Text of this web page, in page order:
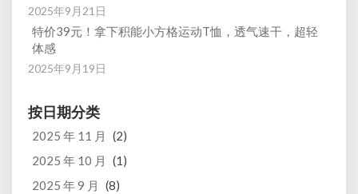
2025年9月21日
特价39元！拿下积能小方格运动T恤，透气速干，超轻
体感
2025年9月19日
按日期分类
2025 年 11 月
(2)
2025 年 10 月
(1)
2025 年 9 月
(8)